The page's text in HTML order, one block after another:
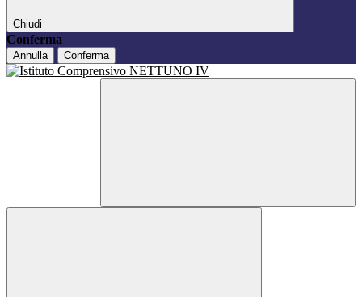
Chiudi
Conferma
Annulla Conferma